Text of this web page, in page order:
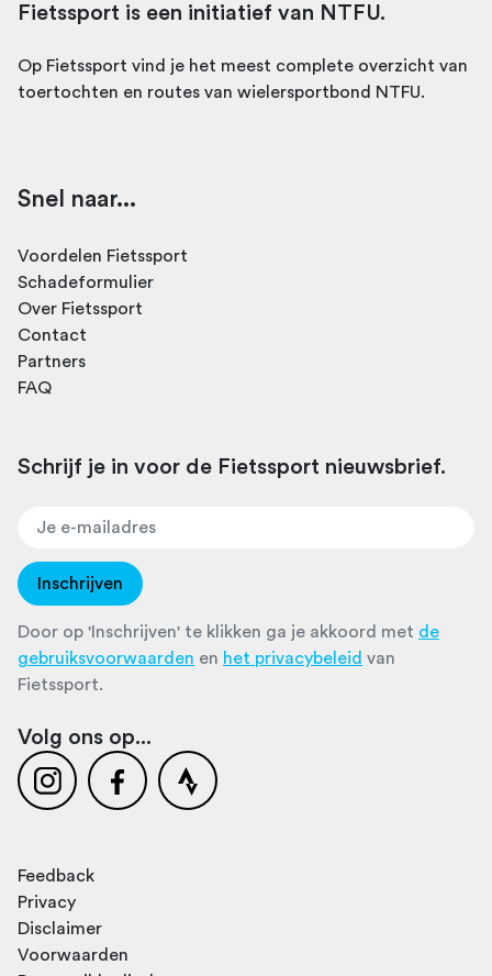
Fietssport is een initiatief van NTFU.
Op Fietssport vind je het meest complete overzicht van
toertochten en routes van wielersportbond NTFU.
Snel naar...
Voordelen Fietssport
Schadeformulier
Over Fietssport
Contact
Partners
FAQ
Schrijf je in voor de Fietssport nieuwsbrief.
Inschrijven
Door op 'Inschrijven' te klikken ga je akkoord met de
gebruiksvoorwaarden en het privacybeleid van
Fietssport.
Volg ons op...
Feedback
Privacy
Disclaimer
Voorwaarden